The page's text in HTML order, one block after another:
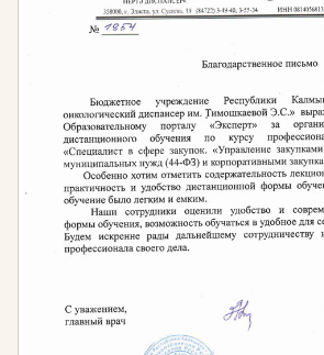
После успешного завершения
аттестации выдается диплом о
переподготовке или
квалификации
образца. Документ
необходимых компетенций в
дизайна и садово-паркового
Сведения о документах
работодателями всех форм
государственными и